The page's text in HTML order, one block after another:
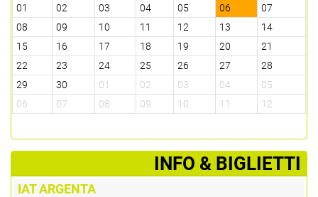
01
02 03 04 05 06
07
08
09 10 11 12 13
14
15
16 17 18 19 20
21
22
23 24 25 26 27
28
29
30 01 02 03 04
05
06
07 08 09 10 11 12
­INFO & BIGLIETTI
IAT ARGENTA